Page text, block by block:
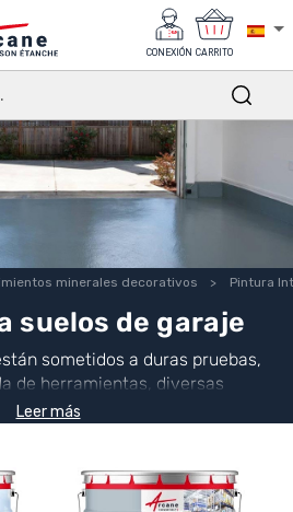
CONEXIÓN CARRITO
minerales decorativos Pintura
suelos de garaje
sometidos a duras pruebas,
de herramientas, diversas
pintura permite proteger su
Leer más